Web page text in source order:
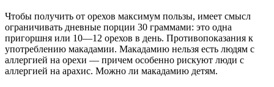
Чтобы получить от орехов максимум пользы, имеет смысл
ограничивать дневные порции 30 граммами: это одна
пригоршня или 10—12 орехов в день. Противопоказания к
употреблению макадамии. Макадамию нельзя есть людям с
аллергией на орехи — причем особенно рискуют люди с
аллергией на арахис. Можно ли макадамию детям.